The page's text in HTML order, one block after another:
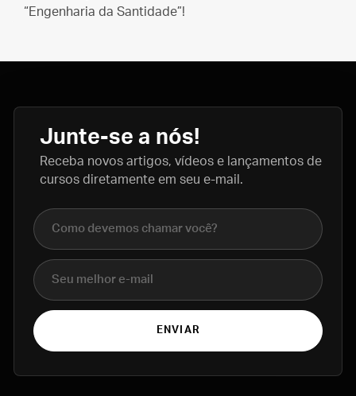
“Engenharia da Santidade”!
Junte-se a nós!
Receba novos artigos, vídeos e lançamentos de
cursos diretamente em seu e-mail.
Nome completo
E-mail
ENVIAR